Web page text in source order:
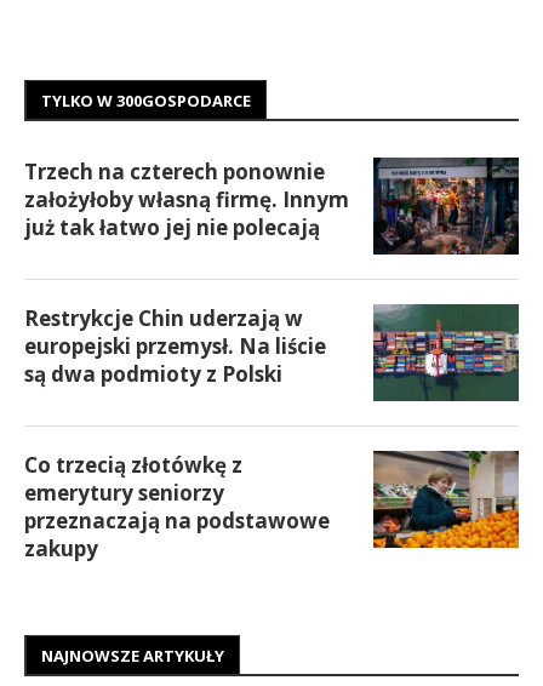
TYLKO W 300GOSPODARCE
Trzech na czterech ponownie
założyłoby własną firmę. Innym
już tak łatwo jej nie polecają
Restrykcje Chin uderzają w
europejski przemysł. Na liście
są dwa podmioty z Polski
Co trzecią złotówkę z
emerytury seniorzy
przeznaczają na podstawowe
zakupy
NAJNOWSZE ARTYKUŁY